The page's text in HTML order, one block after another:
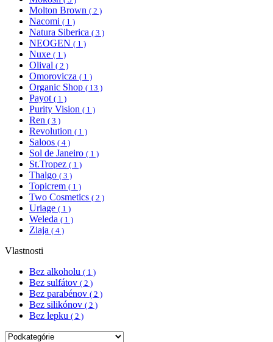
Molton Brown ( 2 )
Nacomi ( 1 )
Natura Siberica ( 3 )
NEOGEN ( 1 )
Nuxe ( 1 )
Olival ( 2 )
Omorovicza ( 1 )
Organic Shop ( 13 )
Payot ( 1 )
Purity Vision ( 1 )
Ren ( 3 )
Revolution ( 1 )
Saloos ( 4 )
Sol de Janeiro ( 1 )
St.Tropez ( 1 )
Thalgo ( 3 )
Topicrem ( 1 )
Two Cosmetics ( 2 )
Uriage ( 1 )
Weleda ( 1 )
Ziaja ( 4 )
Vlastnosti
Bez alkoholu ( 1 )
Bez sulfátov ( 2 )
Bez parabénov ( 2 )
Bez silikónov ( 2 )
Bez lepku ( 2 )